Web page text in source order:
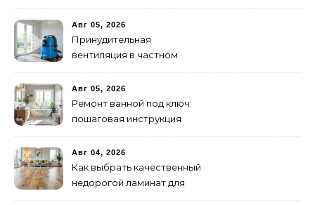
Авг 05, 2026
Принудительная
вентиляция в частном
монтажа
Авг 05, 2026
Ремонт ванной под ключ:
пошаговая инструкция
Авг 04, 2026
Как выбрать качественный
недорогой ламинат для